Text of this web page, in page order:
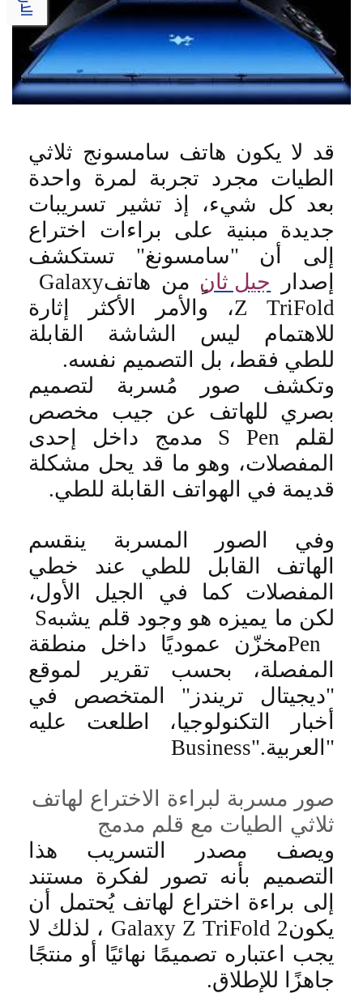
قد لا يكون هاتف سامسونج ثلاثي
الطيات مجرد تجربة لمرة واحدة
بعد كل شيء، إذ تشير تسريبات
جديدة مبنية على براءات اختراع
إلى أن "سامسونغ" تستكشف
إصدار جيل ثان ٍ من هاتفGalaxy
Z TriFold، والأمر الأكثر إثارة
للاهتمام ليس الشاشة القابلة
للطي فقط، بل التصميم نفسه.
وتكشف صور مُسربة لتصميم
بصري للهاتف عن جيب مخصص
لقلم S Pen مدمج داخل إحدى
المفصلات، وهو ما قد يحل مشكلة
قديمة في الهواتف القابلة للطي.
وفي الصور المسربة ينقسم
الهاتف القابل للطي عند خطي
المفصلات كما في الجيل الأول،
لكن ما يميزه هو وجود قلم يشبهS
Penمخزّن عموديًا داخل منطقة
المفصلة، بحسب تقرير لموقع
"ديجيتال تريندز" المتخصص في
أخبار التكنولوجيا، اطلعت عليه
"العربيةBusiness".
صور مسربة لبراءة الاختراع لهاتف
ثلاثي الطيات مع قلم مدمج
ويصف مصدر التسريب هذا
التصميم بأنه تصور لفكرة مستند
إلى براءة اختراع لهاتف يُحتمل أن
يكونGalaxy Z TriFold 2 ، لذلك لا
يجب اعتباره تصميمًا نهائيًا أو منتجًا
جاهزًا للإطلاق.